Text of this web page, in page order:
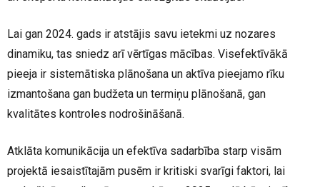
Lai gan 2024. gads ir atstājis savu ietekmi uz nozares
dinamiku, tas sniedz arī vērtīgas mācības. Visefektīvākā
pieeja ir sistemātiska plānošana un aktīva pieejamo rīku
izmantošana gan budžeta un termiņu plānošanā, gan
kvalitātes kontroles nodrošināšanā.
Atklāta komunikācija un efektīva sadarbība starp visām
projektā iesaistītajām pusēm ir kritiski svarīgi faktori, lai